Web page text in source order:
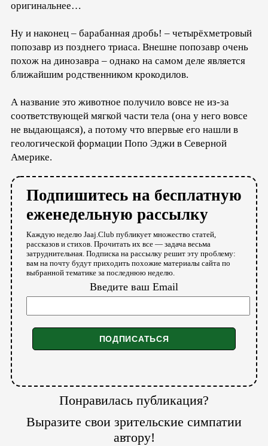
оригинальнее…
Ну и наконец – барабанная дробь! – четырёхметровый
попозавр из позднего триаса. Внешне попозавр очень
похож на динозавра – однако на самом деле является
ближайшим родственником крокодилов.
А название это животное получило вовсе не из-за
соответствующей мягкой части тела (она у него вовсе
не выдающаяся), а потому что впервые его нашли в
геологической формации Попо Эджи в Северной
Америке.
Подпишитесь на бесплатную
еженедельную рассылку
Каждую неделю Jaaj.Club публикует множество статей,
рассказов и стихов. Прочитать их все — задача весьма
затруднительная. Подписка на рассылку решит эту проблему:
вам на почту будут приходить похожие материалы сайта по
выбранной тематике за последнюю неделю.
Введите ваш Email
Понравилась публикация?
Выразите свои зрительские симпатии
автору!